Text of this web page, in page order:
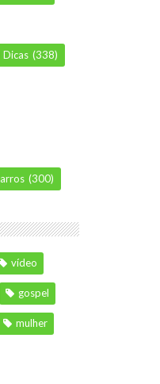
Dicas (338)
(300)
vídeo
gospel
mulher